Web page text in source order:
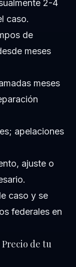
2-4
caso.
de
meses
meses
apelaciones
ajuste o
caso y se
federales en
de tu